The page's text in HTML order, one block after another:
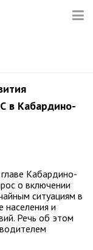
в Кабардино-
Кабардино-
о включении
ситуациям в
населения и
Речь об этом